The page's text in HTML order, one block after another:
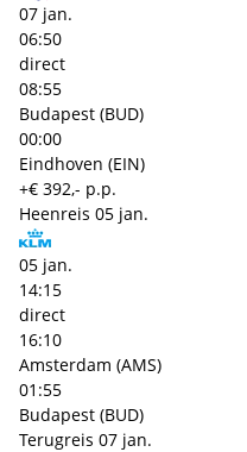
07 jan.
06:50
direct
08:55
Budapest (BUD)
00:00
Eindhoven (EIN)
+€ 392,- p.p.
Heenreis 05 jan.
05 jan.
14:15
direct
16:10
Amsterdam (AMS)
01:55
Budapest (BUD)
Terugreis 07 jan.